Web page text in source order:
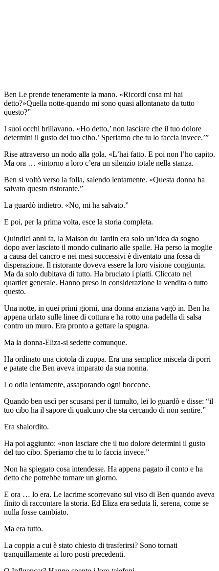
Ben Le prende teneramente la mano. «Ricordi cosa mi hai
detto?»Quella notte-quando mi sono quasi allontanato da tutto
questo?”
I suoi occhi brillavano. «Ho detto,’ non lasciare che il tuo dolore
determini il gusto del tuo cibo.’ Speriamo che tu lo faccia invece.’”
Rise attraverso un nodo alla gola. «L’hai fatto. E poi non l’ho capito.
Ma ora … «intorno a loro c’era un silenzio totale nella stanza.
Ben si voltò verso la folla, salendo lentamente. «Questa donna ha
salvato questo ristorante.”
La guardò indietro. «No, mi ha salvato.”
E poi, per la prima volta, esce la storia completa.
Quindici anni fa, la Maison du Jardin era solo un’idea da sogno
dopo aver lasciato il mondo culinario alle spalle. Ha perso la moglie
a causa del cancro e nei mesi successivi è diventato una fossa di
disperazione. Il ristorante doveva essere la loro visione congiunta.
Ma da solo dubitava di tutto. Ha bruciato i piatti. Cliccato nel
quartier generale. Hanno preso in considerazione la vendita o tutto
questo.
Una notte, in quei primi giorni, una donna anziana vagò in. Ben ha
appena urlato sulle linee di cottura e ha rotto una padella di salsa
contro un muro. Era pronto a gettare la spugna.
Ma la donna-Eliza-si sedette comunque.
Ha ordinato una ciotola di zuppa. Era una semplice miscela di porri
e patate che Ben aveva imparato da sua nonna.
Lo odia lentamente, assaporando ogni boccone.
Quando ben uscì per scusarsi per il tumulto, lei lo guardò e disse: “il
tuo cibo ha il sapore di qualcuno che sta cercando di non sentire.”
Era sbalordito.
Ha poi aggiunto: «non lasciare che il tuo dolore determini il gusto
del tuo cibo. Speriamo che tu lo faccia invece.”
Non ha spiegato cosa intendesse. Ha appena pagato il conto e ha
detto che potrebbe tornare un giorno.
E ora … lo era. Le lacrime scorrevano sul viso di Ben quando aveva
finito di raccontare la storia. Ed Eliza era seduta lì, serena, come se
nulla fosse cambiato.
Ma era tutto.
La coppia a cui è stato chiesto di trasferirsi? Sono tornati
tranquillamente ai loro posti precedenti.